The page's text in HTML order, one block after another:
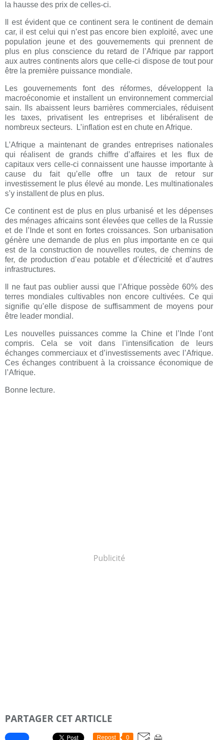
la hausse des prix de celles-ci.
Il est évident que ce continent sera le continent de demain
car, il est celui qui n’est pas encore bien exploité, avec une
population jeune et des gouvernements qui prennent de
plus en plus conscience du retard de l’Afrique par rapport
aux autres continents alors que celle-ci dispose de tout pour
être la première puissance mondiale.
Les gouvernements font des réformes, développent la
macroéconomie et installent un environnement commercial
sain. Ils abaissent leurs barrières commerciales, réduisent
les taxes, privatisent les entreprises et libéralisent de
nombreux secteurs. L’inflation est en chute en Afrique.
L’Afrique a maintenant de grandes entreprises nationales
qui réalisent de grands chiffre d’affaires et les flux de
capitaux vers celle-ci connaissent une hausse importante à
cause du fait qu’elle offre un taux de retour sur
investissement le plus élevé au monde. Les multinationales
s’y installent de plus en plus.
Ce continent est de plus en plus urbanisé et les dépenses
des ménages africains sont élevées que celles de la Russie
et de l’Inde et sont en fortes croissances. Son urbanisation
génère une demande de plus en plus importante en ce qui
est de la construction de nouvelles routes, de chemins de
fer, de production d’eau potable et d’électricité et d’autres
infrastructures.
Il ne faut pas oublier aussi que l’Afrique possède 60% des
terres mondiales cultivables non encore cultivées. Ce qui
signifie qu’elle dispose de suffisamment de moyens pour
être leader mondial.
Les nouvelles puissances comme la Chine et l’Inde l’ont
compris. Cela se voit dans l’intensification de leurs
échanges commerciaux et d’investissements avec l’Afrique.
Ces échanges contribuent à la croissance économique de
l’Afrique.
Bonne lecture.
Publicité
PARTAGER CET ARTICLE
Repost 0